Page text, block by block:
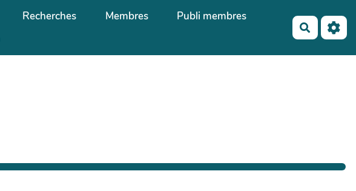
Recherches Membres
Publi membres